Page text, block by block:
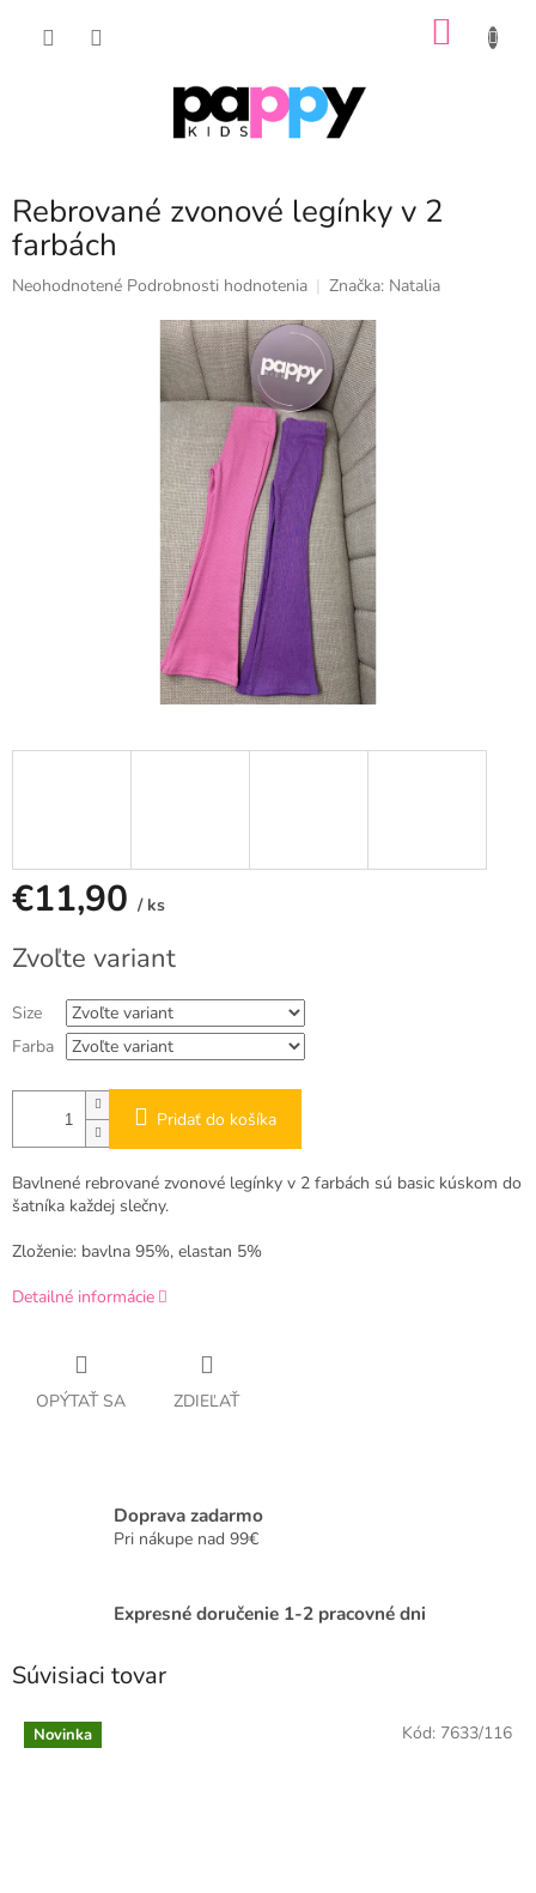
Rebrované zvonové legínky v 2
farbách
Priemerné
Neohodnotené Podrobnosti hodnotenia Značka: Natalia
€11,90 / ks
cena:
Zvoľte variant
Size
Farba
Pridať do košíka
Bavlnené rebrované zvonové legínky v 2 farbách sú basic kúskom do
šatníka každej slečny.
Zloženie: bavlna 95%, elastan 5%
Detailné informácie
OPÝTAŤ SA ZDIEĽAŤ
Doprava zadarmo
Pri nákupe nad 99€
Expresné doručenie 1-2 pracovné dni
Súvisiaci tovar
Novinka Kód: 7633/116